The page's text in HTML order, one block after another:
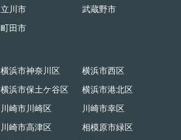
立川市
武蔵野市
町田市
横浜市神奈川区
横浜市西区
横浜市保土ケ谷区
横浜市港北区
川崎市川崎区
川崎市幸区
川崎市高津区
相模原市緑区